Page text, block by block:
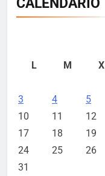
L
M X
3
4 5
10
11 12
17
18 19
24
25 26
31